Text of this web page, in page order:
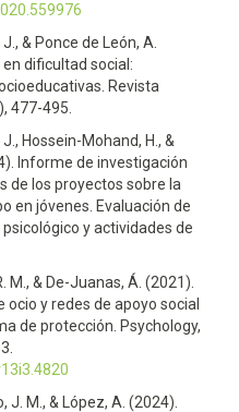
& Ponce de León, A.
dificultad social:
Revista
477-495.
Hossein-Mohand, H., &
Informe de investigación
de los proyectos sobre la
en jóvenes. Evaluación de
y actividades de
M., & De-Juanas, Á. (2021).
y redes de apoyo social
de protección. Psychology,
J. M., & López, A. (2024).